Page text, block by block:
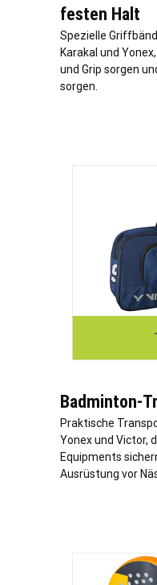
festen Halt
Spezielle
Karakal und
und Grip sorgen
sorgen.
Badminton-
Praktische
Yonex und Victor,
Equipments
Ausrüstung vor